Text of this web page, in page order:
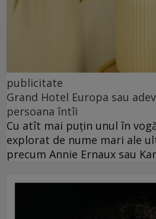
publicitate
Grand Hotel Europa sau
persoana întîi
Cu atît mai puțin unul în
explorat de nume mari ale
precum Annie Ernaux sau